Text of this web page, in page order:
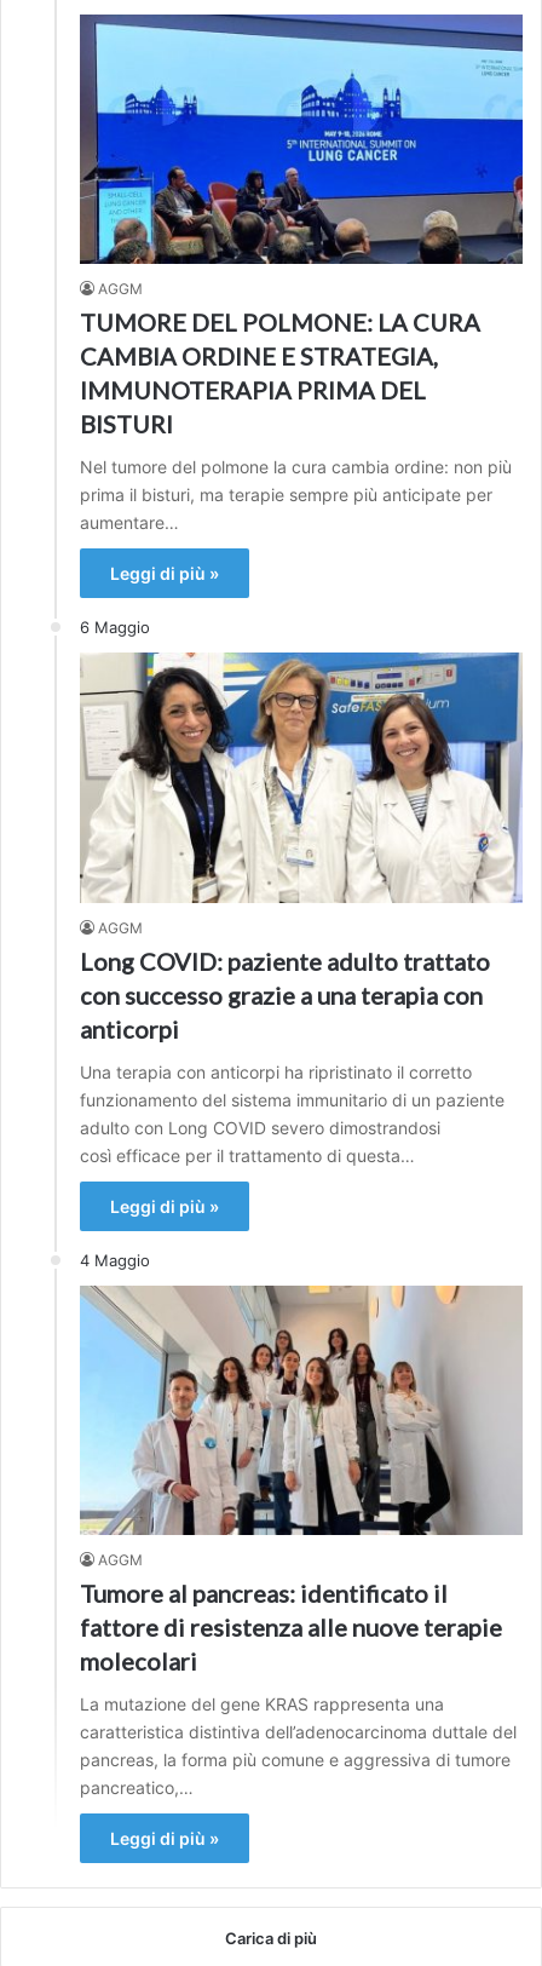
AGGM
TUMORE DEL POLMONE: LA CURA
CAMBIA ORDINE E STRATEGIA,
IMMUNOTERAPIA PRIMA DEL
BISTURI
Nel tumore del polmone la cura cambia ordine: non più
prima il bisturi, ma terapie sempre più anticipate per
aumentare…
Leggi di più »
6 Maggio
AGGM
Long COVID: paziente adulto trattato
con successo grazie a una terapia con
anticorpi
Una terapia con anticorpi ha ripristinato il corretto
funzionamento del sistema immunitario di un paziente
adulto con Long COVID severo dimostrandosi
così efficace per il trattamento di questa…
Leggi di più »
4 Maggio
AGGM
Tumore al pancreas: identificato il
fattore di resistenza alle nuove terapie
molecolari
La mutazione del gene KRAS rappresenta una
caratteristica distintiva dell’adenocarcinoma duttale del
pancreas, la forma più comune e aggressiva di tumore
pancreatico,…
Leggi di più »
Carica di più